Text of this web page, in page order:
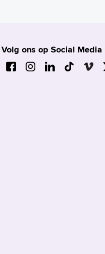
Volg ons op Social Media